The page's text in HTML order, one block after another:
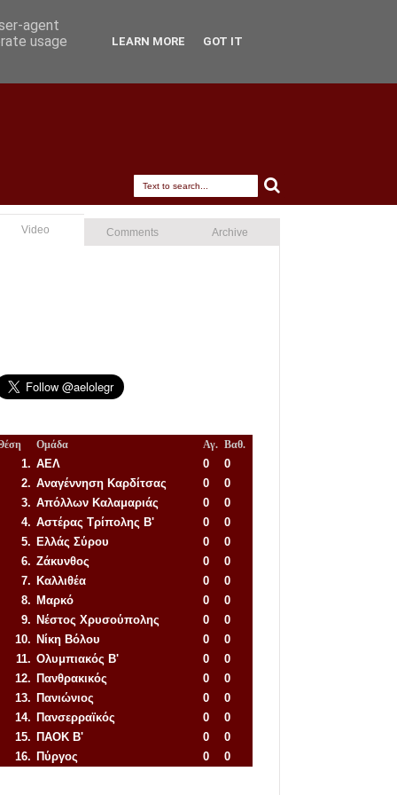
Video Comments Archive
Ομάδα Αγ. Βαθ.
1. ΑΕΛ 0
0
2. Αναγέννηση Καρδίτσας 0
0
3. Απόλλων Καλαμαριάς 0
0
4. Αστέρας Τρίπολης Β' 0
0
5. Ελλάς Σύρου 0
0
6. Ζάκυνθος 0
0
7. Καλλιθέα 0
0
8. Μαρκό 0
0
9. Νέστος Χρυσούπολης 0
0
10. Νίκη Βόλου 0
0
11. Ολυμπιακός Β' 0
0
12. Πανθρακικός 0
0
13. Πανιώνιος 0
0
14. Πανσερραϊκός 0
0
15. ΠΑΟΚ Β' 0
0
16. Πύργος 0
0
agent
usage
LEARN MORE GOT IT